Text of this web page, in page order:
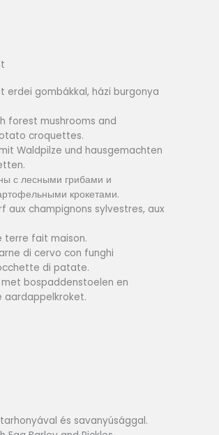
erdei gombákkal, házi burgonya
forest mushrooms and
croquettes.
Waldpilze und hausgemachten
с лесными грибами и
крокетами.
aux champignons sylvestres, aux
terre fait maison.
di cervo con funghi
di patate.
bospaddenstoelen en
aardappelkroket.
és savanyúsággal.